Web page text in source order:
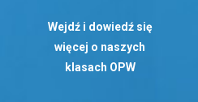
Wejdź i dowiedź się
więcej o naszych
klasach OPW